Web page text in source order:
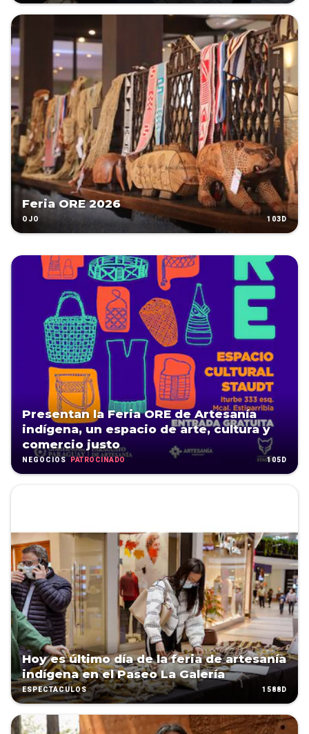
Feria ORE 2026
OJO 103D
Presentan la Feria ORE de Artesanía
indígena, un espacio de arte, cultura y
comercio justo
NEGOCIOS PATROCINADO 105D
Hoy es último día de la feria de artesanía
indígena en el Paseo La Galería
ESPECTÁCULOS 1588D